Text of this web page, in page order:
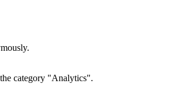
category "Analytics".